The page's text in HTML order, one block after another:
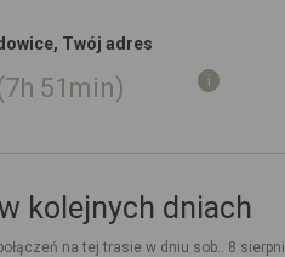
Twój adres
7h 51min
kolejnych dniach
na tej trasie w dniu sob.. 8